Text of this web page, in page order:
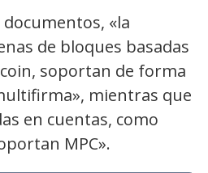
«la
de bloques basadas
soportan de forma
mientras que
en cuentas, como
MPC».